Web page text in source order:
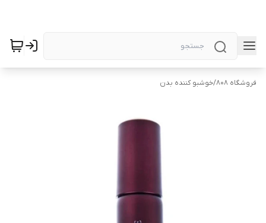
فروشگاه 808 /خوشبو کننده بدن